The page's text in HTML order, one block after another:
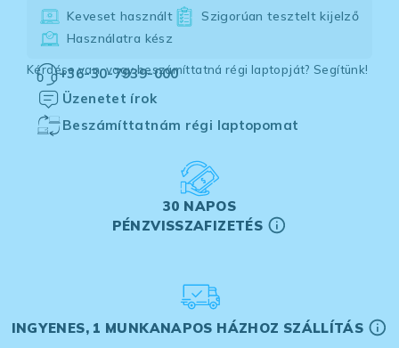
Keveset használt
Szigorúan tesztelt kijelző
Használatra kész
Kérdése van, vagy beszámíttatná régi laptopját? Segítünk!
+36-30-7939-000
Üzenetet írok
Beszámíttatnám régi laptopomat
30 NAPOS
PÉNZVISSZAFIZETÉS
INGYENES, 1 MUNKANAPOS HÁZHOZ SZÁLLÍTÁS